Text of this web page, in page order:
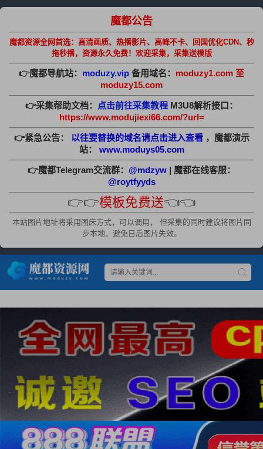
魔都公告
魔都资源全网首选：高清画质、热播影片、高峰不卡、回国优化CDN、秒
拖秒播，资源永久免费！欢迎采集，采集送模版
👉魔都导航站： moduzy.vip 备用域名： moduzy1.com 至
moduzy15.com
👉采集帮助文档： 点击前往采集教程 M3U8解析接口：
https://www.modujiexi66.com/?url=
👉紧急公告： 以往要替换的域名请点击进入查看 ，魔都演示
站：
www.moduys05.com
👉魔都Telegram交流群： @mdzyw | 魔都在线客服：
@roytfyyds
👉👉模板免费送👈👈
本站图片地址将采用图床方式，可以调用， 但采集的同时建议将图片同
步本地，避免日后图片失效。